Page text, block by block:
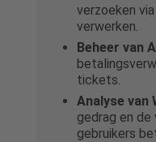
verzoeken
verwerken.
Beheer van
tickets.
Analyse van
gedrag en de
gebruikers